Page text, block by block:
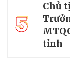
5
Chủ
tỉnh